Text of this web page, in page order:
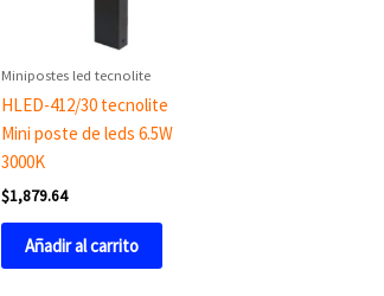
Minipostes led tecnolite
HLED-412/30 tecnolite
Mini poste de leds 6.5W
3000K
$1,879.64
Añadir al carrito